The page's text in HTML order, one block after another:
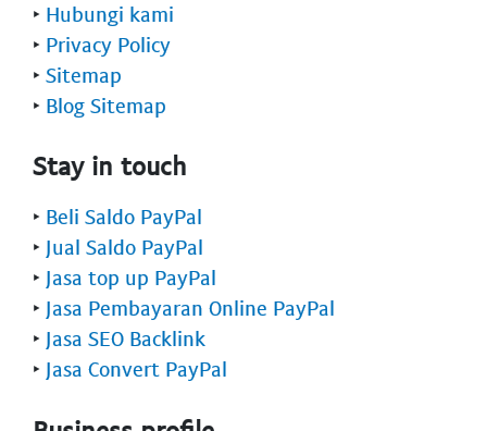
‣ Hubungi kami
‣ Privacy Policy
‣ Sitemap
‣ Blog Sitemap
Stay in touch
‣ Beli Saldo PayPal
‣ Jual Saldo PayPal
‣ Jasa top up PayPal
‣ Jasa Pembayaran Online PayPal
‣ Jasa SEO Backlink
‣ Jasa Convert PayPal